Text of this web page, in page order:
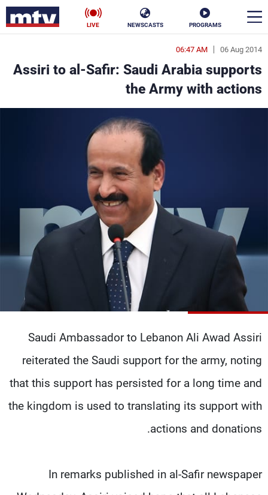
PROGRAMS
NEWSCASTS
LIVE
06 Aug 2014
06:47 AM
Assiri to al-Safir: Saudi Arabia supports
the Army with actions
Saudi Ambassador to Lebanon Ali Awad Assiri
reiterated the Saudi support for the army, noting
that this support has persisted for a long time and
the kingdom is used to translating its support with
actions and donations.
In remarks published in al-Safir newspaper
en
الأخبار
سياسة ناس
فن
رياضة
البرامج
جدول البرامج
شاهد البرامج
الترددات
عن MTV
لاعلاناتكم
وظائف
شروط الإسـتخدام